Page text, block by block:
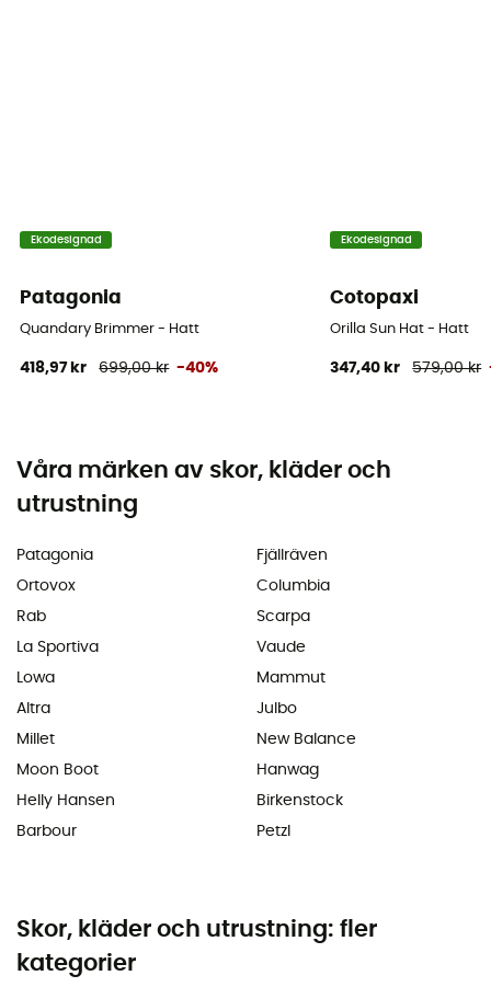
Ekodesignad
Patagonia
Quandary Brimmer - Hatt
418,97 kr 699,00 kr -40%
Ekodesignad
Cotopaxi
Orilla Sun Hat - Hatt
347,40 kr 579,00 kr
Våra märken av skor, kläder och
utrustning
Patagonia
Ortovox
Rab
La Sportiva
Lowa
Altra
Millet
Moon Boot
Helly Hansen
Barbour
Fjällräven
Columbia
Scarpa
Vaude
Mammut
Julbo
New Balance
Hanwag
Birkenstock
Petzl
Skor, kläder och utrustning: fler
kategorier